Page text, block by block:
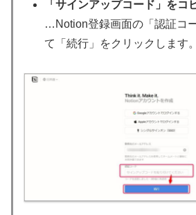
「サインアップコード」をコ
…Notion登録画面の「認証コ
て「続行」をクリックします。